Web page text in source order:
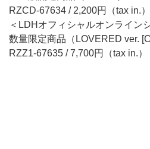
RZCD-67634 / 2,200円（tax in.）
＜LDHオフィシャルオンライン
数量限定商品（LOVERED ver.
RZZ1-67635 / 7,700円（tax in.）